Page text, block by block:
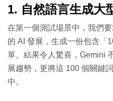
1. 自然語言生成大
在第一個測試場景中，我們
的 AI 發展，生成一份包含「
單。結果令人驚喜，Gemini
展趨勢，更將這 100 個關鍵
中。